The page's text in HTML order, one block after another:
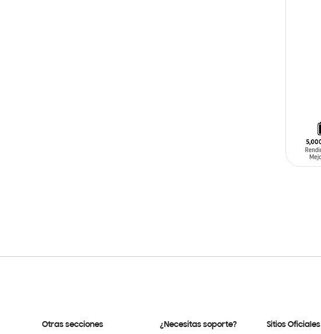
Otras secciones ¿Necesitas soporte? Sitios Oficiales